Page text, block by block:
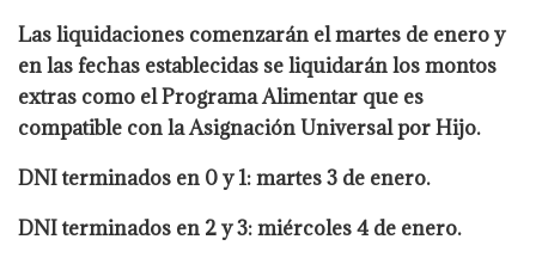
Las liquidaciones comenzarán el martes de enero y
en las fechas establecidas se liquidarán los montos
extras como el Programa Alimentar que es
compatible con la Asignación Universal por Hijo.
DNI terminados en 0 y 1: martes 3 de enero.
DNI terminados en 2 y 3: miércoles 4 de enero.